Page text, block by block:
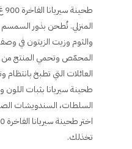
المنزلي. تُطحن بذور
والثوم وزيت الزيتون في
العائلات التي تطبخ
طحينة سيريانا بثبات
السلطات، السندويشات
تخذلك.